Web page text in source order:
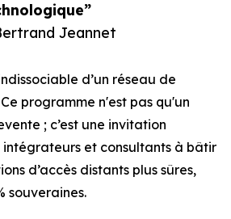
Jeannet
d’un réseau de
programme n'est pas qu'un
; c’est une invitation
intégrateurs et consultants à bâtir
d’accès distants plus sûres,
souveraines.